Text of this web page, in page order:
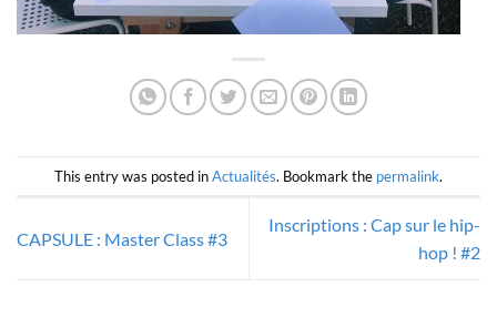
This entry was posted inActualités. Bookmark the permalink.
CAPSULE : Master Class #3
Inscriptions : Cap sur le hip-
hop ! #2